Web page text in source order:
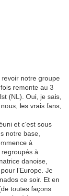
revoir notre groupe
remonte au 3
(NL). Oui, je sais,
les vrais fans,
et c’est sous
notre base,
à
à
danoise,
l’Europe. Je
ce soir. Et en
toutes façons